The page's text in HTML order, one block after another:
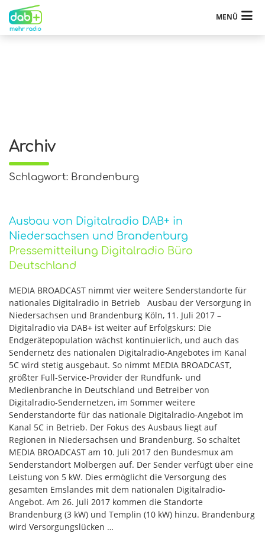
MENÜ
Archiv
Schlagwort: Brandenburg
Ausbau von Digitalradio DAB+ in
Niedersachsen und Brandenburg
Pressemitteilung Digitalradio Büro
Deutschland
MEDIA BROADCAST nimmt vier weitere Senderstandorte für
nationales Digitalradio in Betrieb Ausbau der Versorgung in
Niedersachsen und Brandenburg Köln, 11. Juli 2017 –
Digitalradio via DAB+ ist weiter auf Erfolgskurs: Die
Endgerätepopulation wächst kontinuierlich, und auch das
Sendernetz des nationalen Digitalradio-Angebotes im Kanal
5C wird stetig ausgebaut. So nimmt MEDIA BROADCAST,
größter Full-Service-Provider der Rundfunk- und
Medienbranche in Deutschland und Betreiber von
Digitalradio-Sendernetzen, im Sommer weitere
Senderstandorte für das nationale Digitalradio-Angebot im
Kanal 5C in Betrieb. Der Fokus des Ausbaus liegt auf
Regionen in Niedersachsen und Brandenburg. So schaltet
MEDIA BROADCAST am 10. Juli 2017 den Bundesmux am
Senderstandort Molbergen auf. Der Sender verfügt über eine
Leistung von 5 kW. Dies ermöglicht die Versorgung des
gesamten Emslandes mit dem nationalen Digitalradio-
Angebot. Am 26. Juli 2017 kommen die Standorte
Brandenburg (3 kW) und Templin (10 kW) hinzu. Brandenburg
wird Versorgungslücken …